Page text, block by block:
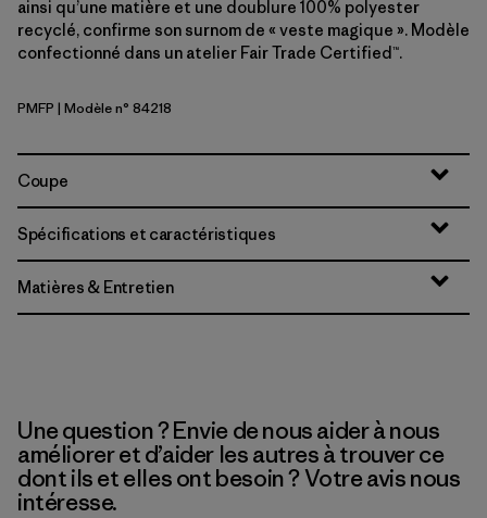
ainsi qu’une matière et une doublure 100% polyester
recyclé, confirme son surnom de « veste magique ». Modèle
confectionné dans un atelier Fair Trade Certified™.
Permafrost Purple
PMFP | Modèle n° 84218
Coupe
Spécifications et caractéristiques
Matières & Entretien
Une question ? Envie de nous aider à nous
améliorer et d’aider les autres à trouver ce
dont ils et elles ont besoin ? Votre avis nous
intéresse.